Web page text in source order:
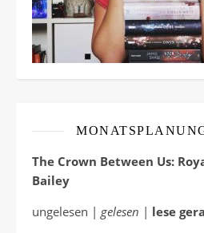
The Crown Between Us:
Bailey
ungelesen | gelesen | lese